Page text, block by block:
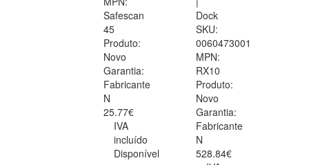
Safescan
45
Produto:
Novo
Garantia:
Fabricante
N
25.77€
IVA
incluído
Disponível
Dock
SKU:
0060473001
MPN:
RX10
Produto:
Novo
Garantia:
Fabricante
N
528.84€